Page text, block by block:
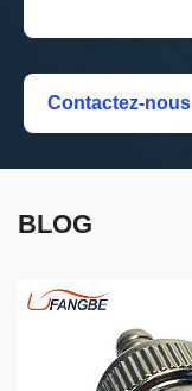
Contactez-nous
BLOG